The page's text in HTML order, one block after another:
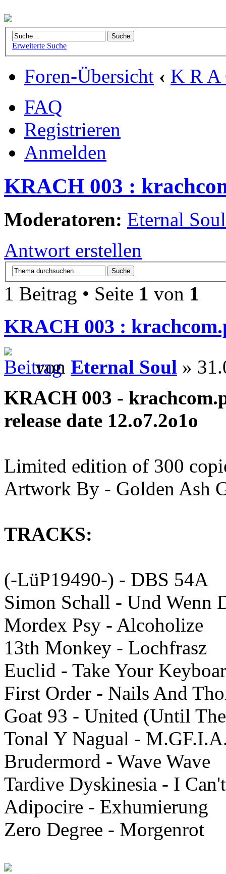
Erweiterte Suche
Foren-Übersicht ‹ K R A
FAQ
Registrieren
Anmelden
KRACH 003 :
Moderatoren: Eternal Soul
Antwort erstellen
1 Beitrag • Seite 1 von 1
KRACH 003 :
von Eternal Soul »
KRACH 003 -
release date 12.o7.2o1o
Limited edition of 300
Artwork By - Golden Ash
TRACKS:
(-LüP19490-) - DBS 54A
Simon Schall - Und Wenn
Mordex Psy - Alcoholize
13th Monkey - Lochfrasz
Euclid - Take Your
First Order - Nails And
Goat 93 - United (Until
Tonal Y Nagual -
Brudermord - Wave Wave
Tardive Dyskinesia - I
Adipocire - Exhumierung
Zero Degree - Morgenrot